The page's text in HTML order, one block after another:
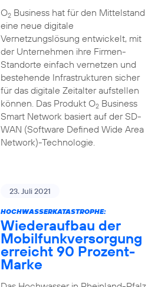
O2Business hat für den Mittelstand
eine neue digitale
Vernetzungslösung entwickelt, mit
der Unternehmen ihre Firmen-
Standorte einfach vernetzen und
bestehende Infrastrukturen sicher
für das digitale Zeitalter aufstellen
können. Das Produkt O2Business
Smart Network basiert auf der SD-
WAN (Software Defined Wide Area
Network)-Technologie.
23. Juli 2021
HOCHWASSERKATASTROPHE:
Wiederaufbau der
Mobilfunkversorgung
erreicht 90 Prozent-
Marke